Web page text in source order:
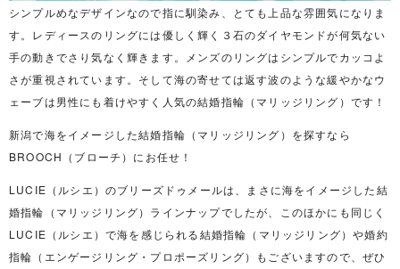
シンプルめなデザインなので指に馴染み、とても上品な雰囲気になりま
す。レディースのリングには優しく輝く３石のダイヤモンドが何気ない
手の動きでさり気なく輝きます。メンズのリングはシンプルでカッコよ
さが重視されています。そして海の寄せては返す波のような緩やかなウ
ェーブは男性にも着けやすく人気の結婚指輪（マリッジリング）です！
新潟で海をイメージした結婚指輪（マリッジリング）を探すなら
BROOCH（ブローチ）にお任せ！
LUCIE（ルシエ）のブリーズドゥメールは、まさに海をイメージした結
婚指輪（マリッジリング）ラインナップでしたが、このほかにも同じく
LUCIE（ルシエ）で海を感じられる結婚指輪（マリッジリング）や婚約
指輪（エンゲージリング・プロポーズリング）もございますので、ぜひ